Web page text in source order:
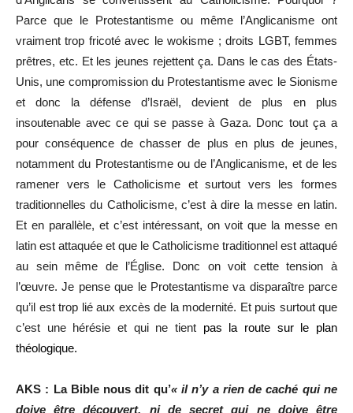
Parce que le Protestantisme ou même l’Anglicanisme ont
vraiment trop fricoté avec le wokisme ; droits LGBT, femmes
prêtres, etc. Et les jeunes rejettent ça. Dans le cas des États-
Unis, une compromission du Protestantisme avec le Sionisme
et donc la défense d’Israël, devient de plus en plus
insoutenable avec ce qui se passe à Gaza. Donc tout ça a
pour conséquence de chasser de plus en plus de jeunes,
notamment du Protestantisme ou de l’Anglicanisme, et de les
ramener vers le Catholicisme et surtout vers les formes
traditionnelles du Catholicisme, c’est à dire la messe en latin.
Et en parallèle, et c’est intéressant, on voit que la messe en
latin est attaquée et que le Catholicisme traditionnel est attaqué
au sein même de l’Église. Donc on voit cette tension à
l’œuvre. Je pense que le Protestantisme va disparaître parce
qu’il est trop lié aux excès de la modernité. Et puis surtout que
c’est une hérésie et qui ne tient pas la route sur le plan
théologique.
AKS : La Bible nous dit qu’« il n’y a rien de caché qui ne
doive être découvert, ni de secret qui ne doive être